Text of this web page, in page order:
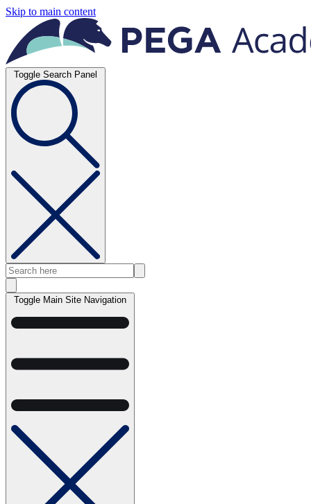
Skip to main content
Toggle Search Panel
Toggle Main Site Navigation